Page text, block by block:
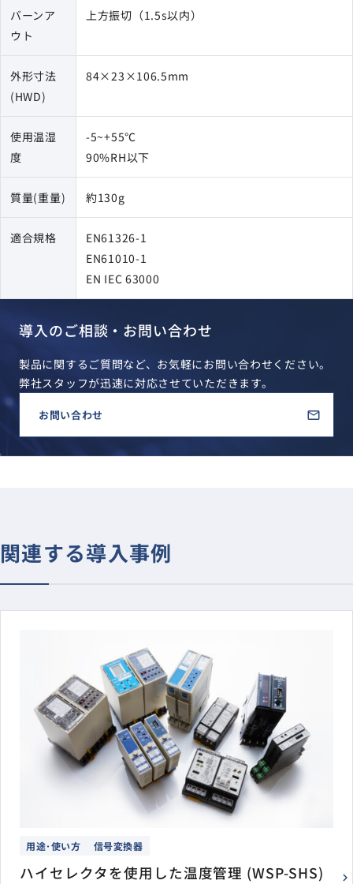
バーンア
ウト
上方振切（1.5s以内）
外形寸法
(HWD)
84×23×106.5mm
使用温湿
度
-5~+55℃
90%RH以下
質量(重量) 約130g
適合規格
EN61326-1
EN61010-1
EN IEC 63000
導入のご相談・お問い合わせ
製品に関するご質問など、お気軽にお問い合わせください。
弊社スタッフが迅速に対応させていただきます。
お問い合わせ
関連する導入事例
用途･使い方 信号変換器
ハイセレクタを使用した温度管理 (WSP-SHS)